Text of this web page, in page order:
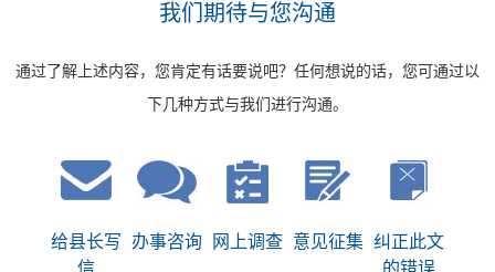
我们期待与您沟通
通过了解上述内容，您肯定有话要说吧？任何想说的话，您可通过以
下几种方式与我们进行沟通。
给县长写
办事咨询 网上调查 意见征集 纠正此文